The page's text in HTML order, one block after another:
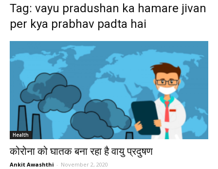
Tag: vayu pradushan ka hamare jivan
per kya prabhav padta hai
Health
कोरोना को घातक बना रहा है वायु प्रदुषण
Ankit Awashthi - November 2, 2020